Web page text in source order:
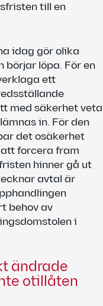
till en
idag gör olika
löpa. För en
ett
med säkerhet veta
in. För den
det osäkerhet
forcera fram
hinner gå ut
avtal är
behov av
i
ändrade
otillåten